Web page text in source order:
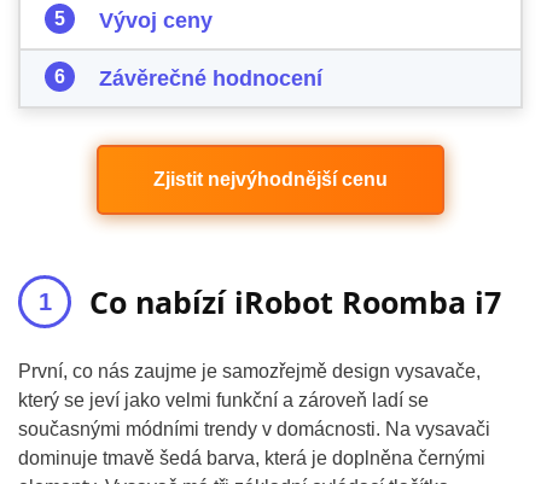
Vývoj ceny
Závěrečné hodnocení
Zjistit nejvýhodnější cenu
Co nabízí iRobot Roomba i7
První, co nás zaujme je samozřejmě design vysavače,
který se jeví jako velmi funkční a zároveň ladí se
současnými módními trendy v domácnosti. Na vysavači
dominuje tmavě šedá barva, která je doplněna černými